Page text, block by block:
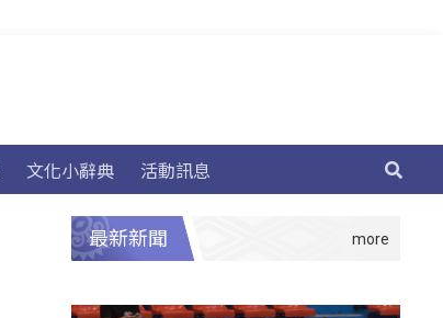
文化小辭典 活動訊息
最新新聞